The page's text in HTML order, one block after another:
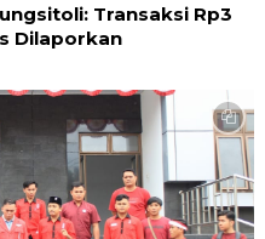
Transaksi Rp3
Dilaporkan